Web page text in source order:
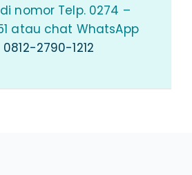
nomor Telp. 0274 –
atau chat WhatsApp
0812-2790-1212